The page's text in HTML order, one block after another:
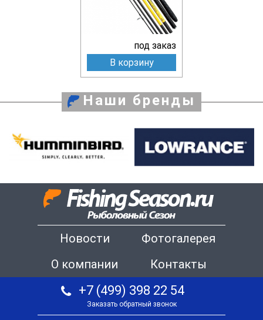
под заказ
В корзину
Наши бренды
Новости
Фотогалерея
О компании
Контакты
+7 (499) 398 22 54
Заказать обратный звонок